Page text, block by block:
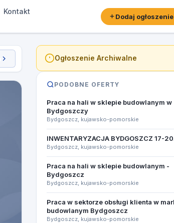
Kontakt
Dodaj ogłoszenie
Ogłoszenie Archiwalne
PODOBNE OFERTY
Praca na hali w sklepie budowlanym w
Bydgoszczy
Bydgoszcz, kujawsko-pomorskie
INWENTARYZACJA BYDGOSZCZ 17-
Bydgoszcz, kujawsko-pomorskie
Praca na hali w sklepie budowlanym -
Bydgoszcz
Bydgoszcz, kujawsko-pomorskie
Praca w sektorze obsługi klienta w
budowlanym Bydgoszcz
Bydgoszcz, kujawsko-pomorskie